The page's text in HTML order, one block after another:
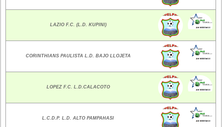
LAZIO F.C. (L.D. KUPINI)
CORINTHIANS PAULISTA L.D. BAJO LLOJETA
LOPEZ F.C. L.D.CALACOTO
L.C.D.P. L.D. ALTO PAMPAHASI